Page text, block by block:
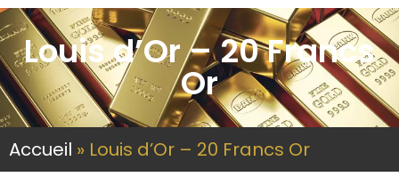
Louis d’Or – 20 Francs
Or
Accueil » Louis d’Or – 20 Francs Or